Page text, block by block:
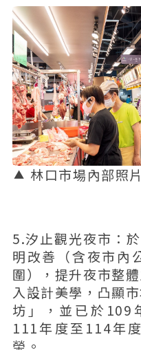
林口市場內部照片
5.汐止觀光夜市：
明改善（含夜市內
圍），提升夜市整
入設計美學，凸顯
坊」，並已於109
111年度至114年
榮。